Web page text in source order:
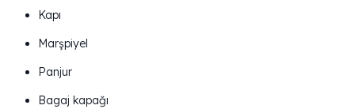
Kapı
Marşpiyel
Panjur
Bagaj kapağı